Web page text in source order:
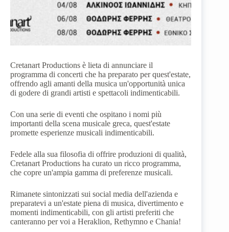
Cretanart Productions è lieta di annunciare il
programma di concerti che ha preparato per quest'estate,
offrendo agli amanti della musica un'opportunità unica
di godere di grandi artisti e spettacoli indimenticabili.
Con una serie di eventi che ospitano i nomi più
importanti della scena musicale greca, quest'estate
promette esperienze musicali indimenticabili.
Fedele alla sua filosofia di offrire produzioni di qualità,
Cretanart Productions ha curato un ricco programma,
che copre un'ampia gamma di preferenze musicali.
Rimanete sintonizzati sui social media dell'azienda e
preparatevi a un'estate piena di musica, divertimento e
momenti indimenticabili, con gli artisti preferiti che
canteranno per voi a Heraklion, Rethymno e Chania!